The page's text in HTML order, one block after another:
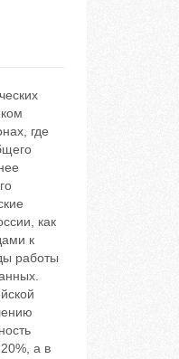
где
как
к
работы
а в